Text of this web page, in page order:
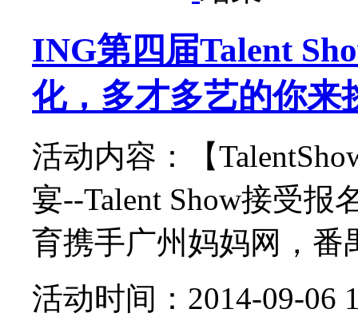
ING第四届Talent
化，多才多艺的你来
活动内容：【
宴--Talent Show接受报
育携手广州妈妈网，番
活动时间：2014-09-06